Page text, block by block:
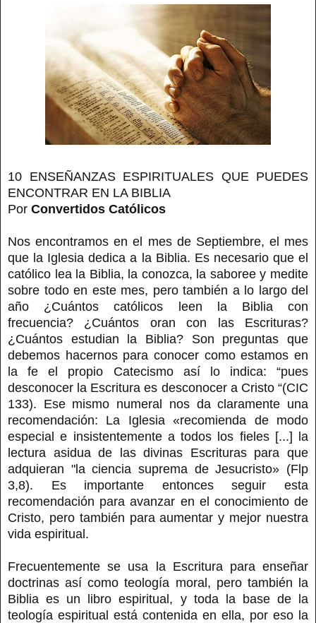
10 ENSEÑANZAS ESPIRITUALES QUE PUEDES
ENCONTRAR EN LA BIBLIA
Por Convertidos Católicos
Nos encontramos en el mes de Septiembre, el mes
que la Iglesia dedica a la Biblia. Es necesario que el
católico lea la Biblia, la conozca, la saboree y medite
sobre todo en este mes, pero también a lo largo del
año ¿Cuántos católicos leen la Biblia con
frecuencia? ¿Cuántos oran con las Escrituras?
¿Cuántos estudian la Biblia? Son preguntas que
debemos hacernos para conocer como estamos en
la fe el propio Catecismo así lo indica: “pues
desconocer la Escritura es desconocer a Cristo “(CIC
133). Ese mismo numeral nos da claramente una
recomendación: La Iglesia «recomienda de modo
especial e insistentemente a todos los fieles [...] la
lectura asidua de las divinas Escrituras para que
adquieran "la ciencia suprema de Jesucristo» (Flp
3,8). Es importante entonces seguir esta
recomendación para avanzar en el conocimiento de
Cristo, pero también para aumentar y mejor nuestra
vida espiritual.
Frecuentemente se usa la Escritura para enseñar
doctrinas así como teología moral, pero también la
Biblia es un libro espiritual, y toda la base de la
teología espiritual está contenida en ella, por eso la